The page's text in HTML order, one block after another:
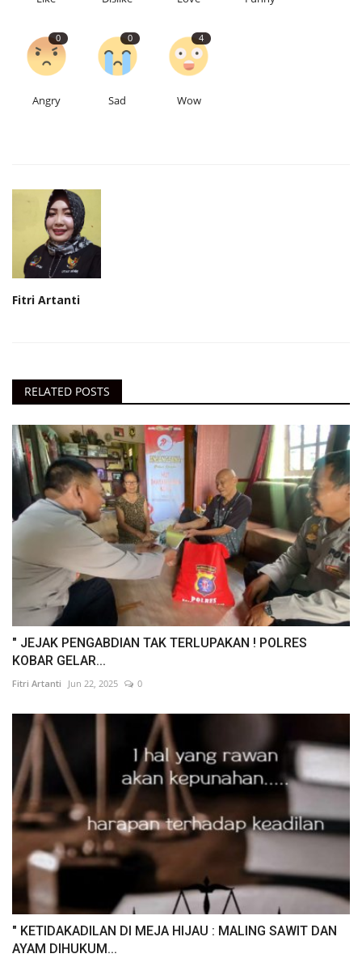
0
Angry
0
Sad
4
Wow
Fitri Artanti
RELATED POSTS
" JEJAK PENGABDIAN TAK TERLUPAKAN ! POLRES
KOBAR GELAR...
Fitri Artanti Jun 22, 2025 0
" KETIDAKADILAN DI MEJA HIJAU : MALING SAWIT DAN
AYAM DIHUKUM...